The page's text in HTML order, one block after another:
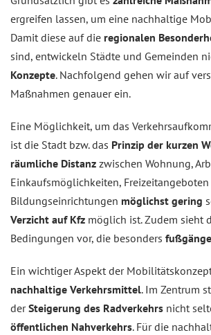
ergreifen lassen, um eine nachhaltige
Damit diese auf die regionalen
sind, entwickeln Städte und Gemeinden
Konzepte. Nachfolgend gehen wir auf
Maßnahmen genauer ein.
Eine Möglichkeit, um das
ist die Stadt bzw. das Prinzip der kurzen
räumliche Distanz zwischen Wohnung,
Einkaufsmöglichkeiten,
Bildungseinrichtungen möglichst gering
Verzicht auf Kfz möglich ist. Zudem sieht
Bedingungen vor, die besonders
Ein wichtiger Aspekt der
nachhaltige Verkehrsmittel. Im Zentrum
derSteigerung des Radverkehrs nicht
öffentlichen Nahverkehrs. Für die